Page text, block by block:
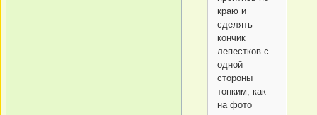
краю и
сделять
кончик
лепестков с
одной
стороны
тонким, как
на фото